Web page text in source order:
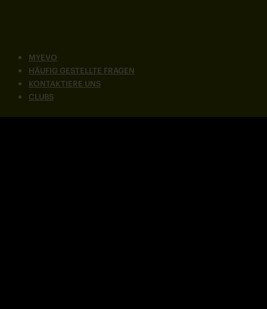
MYEVO
HÄUFIG GESTELLTE FRAGEN
KONTAKTIERE UNS
CLUBS